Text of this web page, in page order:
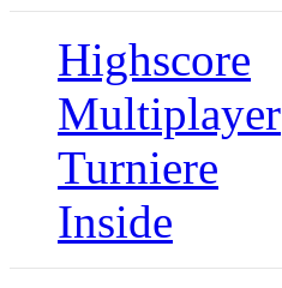
Highscore
Multiplayer
Turniere
Inside